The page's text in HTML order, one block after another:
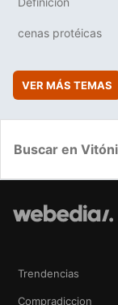
cenas protéicas
VER MÁS TEMAS
Trendencias
Compradiccion